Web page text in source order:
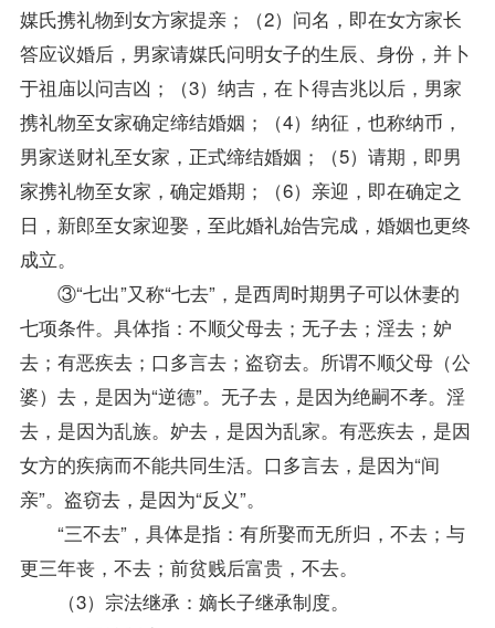
媒氏携礼物到女方家提亲；（2）问名，即在女方家长
答应议婚后，男家请媒氏问明女子的生辰、身份，并卜
于祖庙以问吉凶；（3）纳吉，在卜得吉兆以后，男家
携礼物至女家确定缔结婚姻；（4）纳征，也称纳币，
男家送财礼至女家，正式缔结婚姻；（5）请期，即男
家携礼物至女家，确定婚期；（6）亲迎，即在确定之
日，新郎至女家迎娶，至此婚礼始告完成，婚姻也更终
成立。
③“七出”又称“七去”，是西周时期男子可以休妻的
七项条件。具体指：不顺父母去；无子去；淫去；妒
去；有恶疾去；口多言去；盗窃去。所谓不顺父母（公
婆）去，是因为“逆德”。无子去，是因为绝嗣不孝。淫
去，是因为乱族。妒去，是因为乱家。有恶疾去，是因
女方的疾病而不能共同生活。口多言去，是因为“间
亲”。盗窃去，是因为“反义”。
“三不去”，具体是指：有所娶而无所归，不去；与
更三年丧，不去；前贫贱后富贵，不去。
（3）宗法继承：嫡长子继承制度。